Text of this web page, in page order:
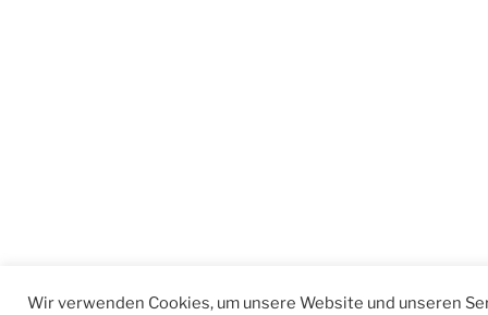
Wir verwenden Cookies, um unsere Website und unseren